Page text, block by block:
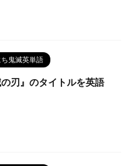
ち鬼滅英単語
の刃』のタイトルを英語